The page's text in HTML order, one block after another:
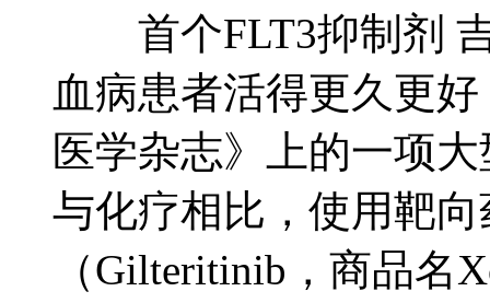
首个FLT3抑制剂 吉
血病患者活得更久更
医学杂志》上的一项
与化疗相比，使用靶
（Gilteritinib，商品名